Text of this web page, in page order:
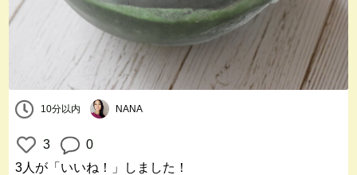
10分以内 NANA
3
0
3人 が「いいね！」しました！